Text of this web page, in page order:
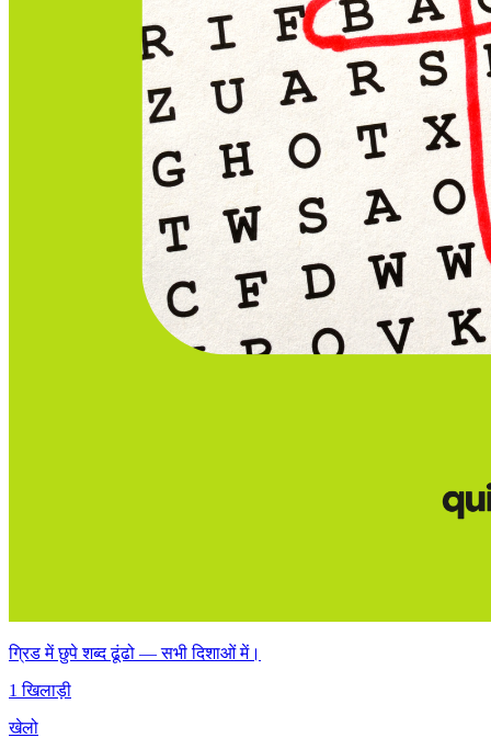
ग्रिड में छुपे शब्द ढूंढो — सभी दिशाओं में।
1 खिलाड़ी
खेलो